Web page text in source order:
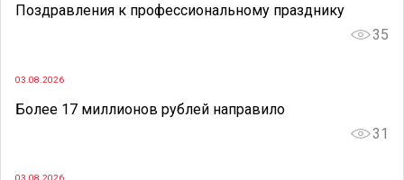
Поздравления к профессиональному празднику
35
03.08.2026
Более 17 миллионов рублей направило
31